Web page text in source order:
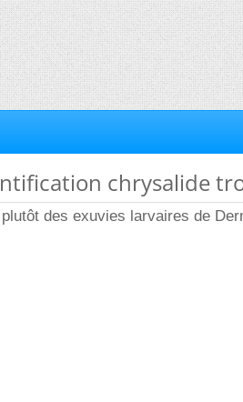
chrysalide
des exuvies larvaires de